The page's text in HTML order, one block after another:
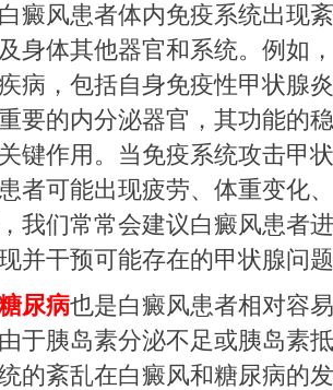
癜风患者体内免疫系统出现
身体其他器官和系统。例如
病，包括自身免疫性甲状腺
要的内分泌器官，其功能的
键作用。当免疫系统攻击甲
者可能出现疲劳、体重变化
我们常常会建议白癜风患者
并干预可能存在的甲状腺问
尿病也是白癜风患者相对容
于胰岛素分泌不足或胰岛素
的紊乱在白癜风和糖尿病的